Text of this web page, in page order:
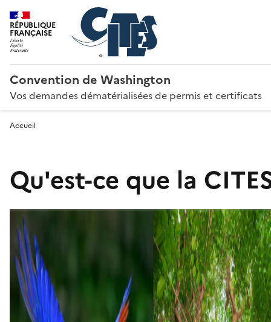
RÉPUBLIQUE
FRANÇAISE
Convention de Washington
Vos demandes dématérialisées de permis et certificats
Accueil
Qu'est-ce que la